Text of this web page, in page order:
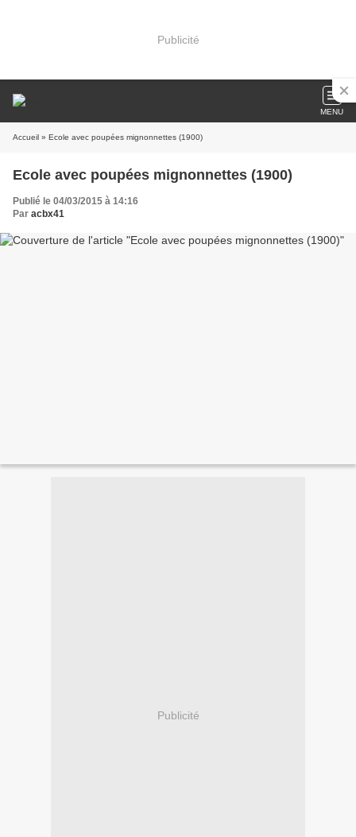
Publicité
MENU
Accueil » Ecole avec poupées mignonnettes (1900)
Ecole avec poupées mignonnettes (1900)
Publié le 04/03/2015 à 14:16
Par acbx41
Publicité